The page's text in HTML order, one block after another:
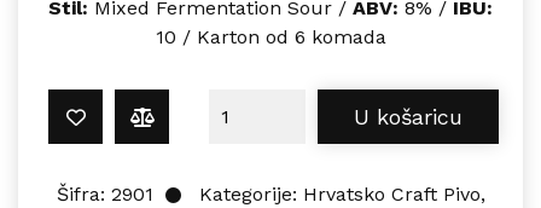
Stil: Mixed Fermentation Sour / ABV: 8% / IBU:
10 / Karton od 6 komada
Mlinarica BRETTCAVE 03: WILD
U košaricu
Šifra: 2901 Kategorije: Hrvatsko Craft Pivo,